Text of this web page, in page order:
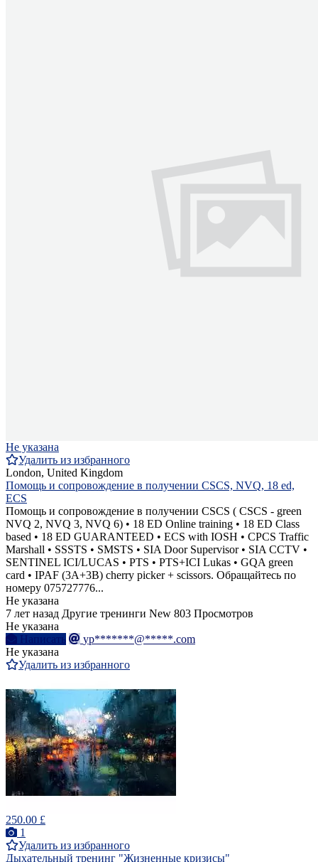
Не указана
Удалить из избранного
London, United Kingdom
Помощь и сопровождение в получении CSCS, NVQ, 18 ed,
ECS
Помощь и сопровождение в получении CSCS ( CSCS - green
NVQ 2, NVQ 3, NVQ 6) • 18 ED Online training • 18 ED Class
based • 18 ED GUARANTEED • ECS with IOSH • CPCS Traffic
Marshall • SSSTS • SMSTS • SIA Door Supervisor • SIA CCTV •
SENTINEL ICI/LUCAS • PTS • PTS+ICI Lukas • GQA green
card • IPAF (3A+3B) cherry picker + scissors. Обращайтесь по
номеру 075727776...
Не указана
7 лет назад Другие тренинги New 803 Просмотров
Не указана
Написать
yp*******@*****.com
Не указана
Удалить из избранного
250.00 £
1
Удалить из избранного
Дыхательный тренинг "Жизненные кризисы"